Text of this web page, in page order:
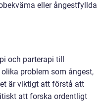
eller ångestfyllda
och parterapi till
problem som ångest,
är viktigt att förstå att
att forska ordentligt